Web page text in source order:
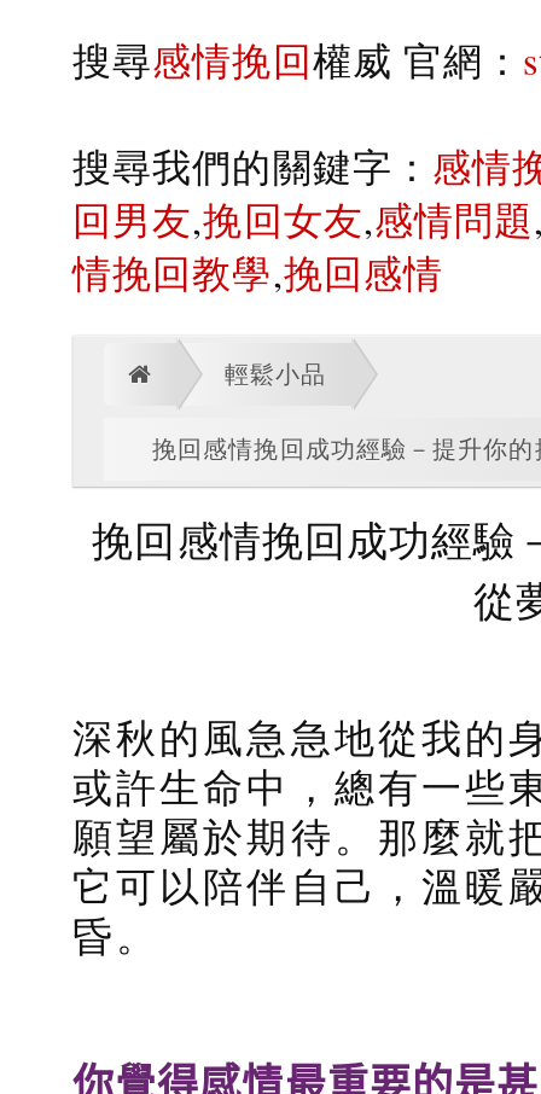
搜尋感情挽回權威 官網：
搜尋我們的關鍵字： 感情
回男友,挽回女友,感情問題
情挽回教學,挽回感情
輕鬆小品
挽回感情挽回成功經驗－提升你
挽回感情挽回成功經驗
從
深秋的風急急地從我的
或許生命中，總有一些
願望屬於期待。那麼就
它可以陪伴自己，溫暖
昏。
你覺得感情最重要的是